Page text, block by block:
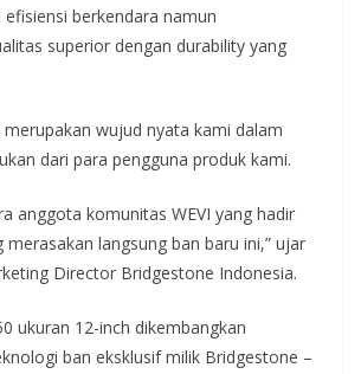
berkendara namun
superior dengan durability yang
wujud nyata kami dalam
dari para pengguna produk kami.
anggota komunitas WEVI yang hadir
merasakan langsung ban baru ini,” ujar
Director Bridgestone Indonesia.
ukuran 12-inch dikembangkan
ban eksklusif milik Bridgestone –